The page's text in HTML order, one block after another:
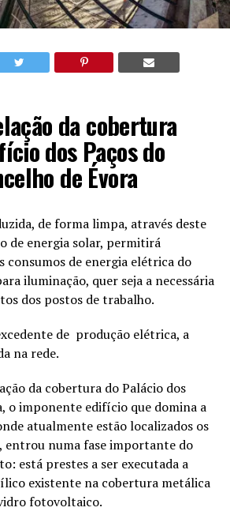
da cobertura
dos Paços do
de Évora
de forma limpa, através deste
de energia solar, permitirá
consumos de energia elétrica do
iluminação, quer seja a necessária
dos postos de trabalho.
de produção elétrica, a
na rede.
da cobertura do Palácio dos
o imponente edifício que domina a
atualmente estão localizados os
entrou numa fase importante do
está prestes a ser executada a
existente na cobertura metálica
fotovoltaico.